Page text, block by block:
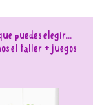
puedes elegir...
el taller + juegos